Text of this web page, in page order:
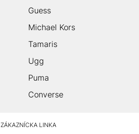
Guess
Michael Kors
Tamaris
Ugg
Puma
Converse
ZÁKAZNÍCKA LINKA